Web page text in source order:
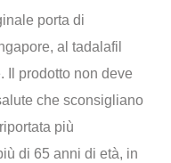
porta di
al tadalafil
Il prodotto non deve
che sconsigliano
più
di 65 anni di età, in